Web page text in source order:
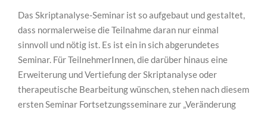
Das Skriptanalyse-Seminar ist so aufgebaut und gestaltet,
dass normalerweise die Teilnahme daran nur einmal
sinnvoll und nötig ist. Es ist ein in sich abgerundetes
Seminar. Für TeilnehmerInnen, die darüber hinaus eine
Erweiterung und Vertiefung der Skriptanalyse oder
therapeutische Bearbeitung wünschen, stehen nach diesem
ersten Seminar Fortsetzungsseminare zur „Veränderung